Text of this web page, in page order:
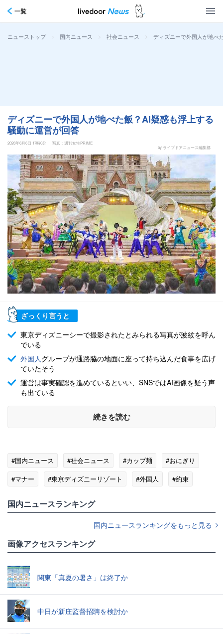
一覧
ニューストップ > 国内ニュース > 社会ニュース > ディズニーで外国人が地べ
ディズニーで外国人が地べた飯？AI疑惑も浮上する
騒動に運営が回答
2026年6月6日 17時0分
写真：週刊女性PRIME
by ライブドアニュース編集部
ざっくり言うと
東京ディズニーシーで撮影されたとみられる写真が波紋を呼ん
でいる
外国人 グループが通路脇の地面に座って持ち込んだ食事を広げ
ていたそう
運営は事実確認を進めているといい、SNSではAI画像を疑う声
も出ている
続きを読む
#国内ニュース #社会ニュース #カップ麺
#おにぎり
#マナー
#東京ディズニーリゾート #外国人 #約束
国内ニュースランキング
国内ニュースランキングをもっと見る
画像アクセスランキング
関東「真夏の暑さ」は終了か
中日が新庄監督招聘を検討か